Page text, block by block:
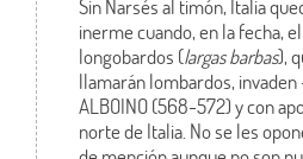
Sin Narsés al timón, Italia
inerme cuando, en la fecha,
longobardos (largas barbas),
llamarán lombardos,
ALBOINO (568-572) y con
norte de Italia. No se les